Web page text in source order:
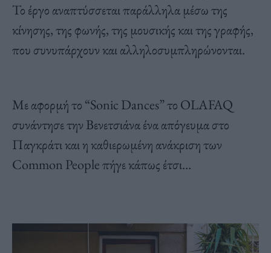
Το έργο αναπτύσσεται παράλληλα μέσω της
κίνησης, της φωνής, της μουσικής και της γραφής,
που συνυπάρχουν και αλληλοσυμπληρώνονται.
Με αφορμή το “Sonic Dances” το OLAFAQ
συνάντησε την Βενετσιάνα ένα απόγευμα στο
Παγκράτι και η καθιερωμένη ανάκριση των
Common People πήγε κάπως έτσι…